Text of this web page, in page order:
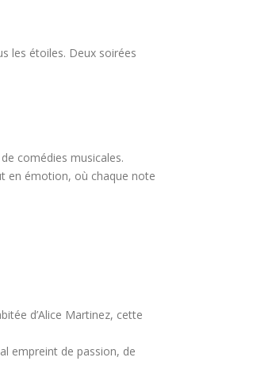
les étoiles. Deux soirées
comédies musicales.
en émotion, où chaque note
d’Alice Martinez, cette
empreint de passion, de